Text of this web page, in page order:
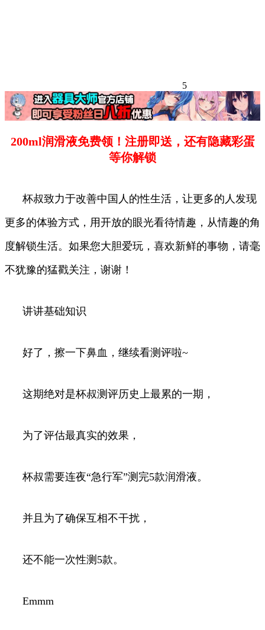
5
200ml润滑液免费领！注册即送，还有隐藏彩蛋
等你解锁
杯叔致力于改善中国人的性生活，让更多的人发现
更多的体验方式，用开放的眼光看待情趣，从情趣的角
度解锁生活。如果您大胆爱玩，喜欢新鲜的事物，请毫
不犹豫的猛戳关注，谢谢！
讲讲基础知识
好了，擦一下鼻血，继续看测评啦~
这期绝对是杯叔测评历史上最累的一期，
为了评估最真实的效果，
杯叔需要连夜“急行军”测完5款润滑液。
并且为了确保互相不干扰，
还不能一次性测5款。
Emmm